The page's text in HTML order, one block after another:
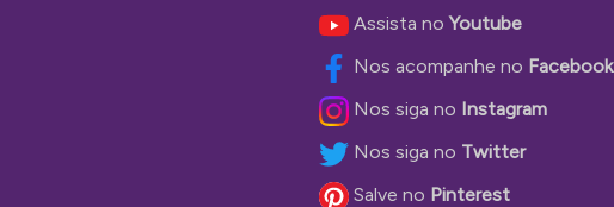
Assista noYoutube
Nos acompanhe no Facebook
Nos siga no Instagram
Nos siga no Twitter
Salve no Pinterest